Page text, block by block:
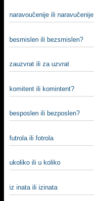
naravoučenije ili naravučenije
besmislen ili bezsmislen?
zauzvrat ili za uzvrat
komitent ili komintent?
besposlen ili bezposlen?
futrola ili fotrola
ukoliko ili u koliko
iz inata ili izinata